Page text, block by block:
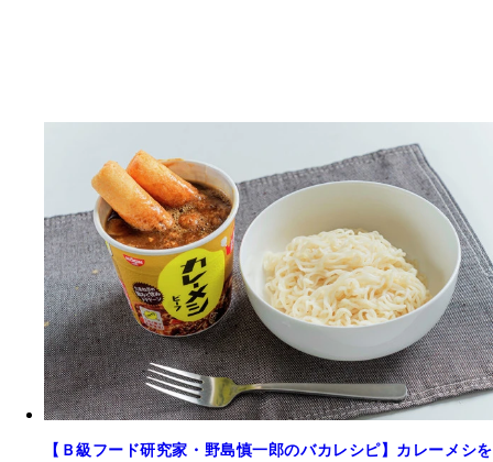
【Ｂ級フード研究家・野島慎一郎のバカレシピ】カレーメシを